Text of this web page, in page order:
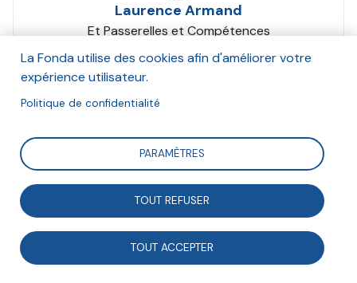
Laurence Armand
Et Passerelles et Compétences
Octobre 2021
Créée il y a bientôt 20 ans, Passerelles &
Compétences a ouvert la voie du bénévolat de
compétences.
La Fonda utilise des cookies afin d'améliorer votre
expérience utilisateur.
Politique de confidentialité
PARAMÈTRES
TOUT REFUSER
TOUT ACCEPTER